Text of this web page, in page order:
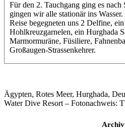
Für den 2. Tauchgang ging es
gingen wir alle stationär ins
Reise begegneten uns 2 Delfine,
Hohlkreuzgarnelen, ein Hurghada
Marmormuräne, Füsiliere,
Großaugen-Strassenkehrer.
Ägypten, Rotes Meer, Hurghada,
Water Dive Resort – Fotonachweis:
Archiv